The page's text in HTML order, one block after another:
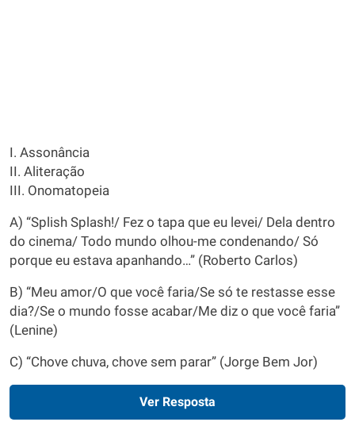
I. Assonância
II. Aliteração
III. Onomatopeia
A) “Splish Splash!/ Fez o tapa que eu levei/ Dela dentro
do cinema/ Todo mundo olhou-me condenando/ Só
porque eu estava apanhando…” (Roberto Carlos)
B) “Meu amor/O que você faria/Se só te restasse esse
dia?/Se o mundo fosse acabar/Me diz o que você faria”
(Lenine)
C) “Chove chuva, chove sem parar” (Jorge Bem Jor)
Ver Resposta